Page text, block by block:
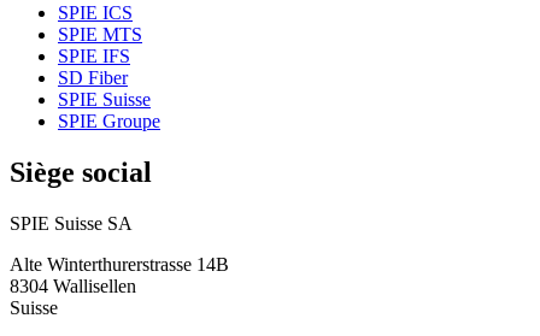
SPIE ICS
SPIE MTS
SPIE IFS
SD Fiber
SPIE Suisse
SPIE Groupe
Siège social
SPIE Suisse SA
Alte Winterthurerstrasse 14B
8304 Wallisellen
Suisse